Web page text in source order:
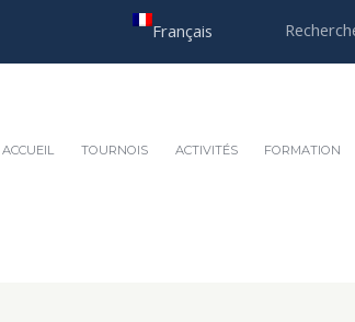
Français
ACCUEIL TOURNOIS ACTIVITÉS FORMATION